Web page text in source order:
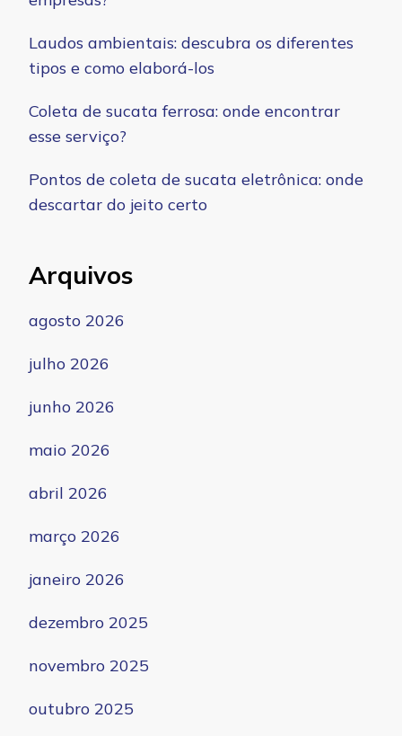
Laudos ambientais: descubra os diferentes
tipos e como elaborá-los
Coleta de sucata ferrosa: onde encontrar
esse serviço?
Pontos de coleta de sucata eletrônica: onde
descartar do jeito certo
Arquivos
agosto 2026
julho 2026
junho 2026
maio 2026
abril 2026
março 2026
janeiro 2026
dezembro 2025
novembro 2025
outubro 2025